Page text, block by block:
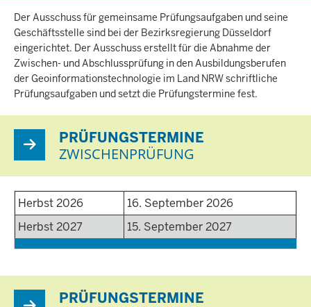
Der Ausschuss für gemeinsame Prüfungsaufgaben und seine
Geschäftsstelle sind bei der Bezirksregierung Düsseldorf
eingerichtet. Der Ausschuss erstellt für die Abnahme der
Zwischen- und Abschlussprüfung in den Ausbildungsberufen
der Geoinformationstechnologie im Land NRW schriftliche
Prüfungsaufgaben und setzt die Prüfungstermine fest.
PRÜFUNGSTERMINE
ZWISCHENPRÜFUNG
Herbst 2026
16. September 2026
Herbst 2027
15. September 2027
PRÜFUNGSTERMINE